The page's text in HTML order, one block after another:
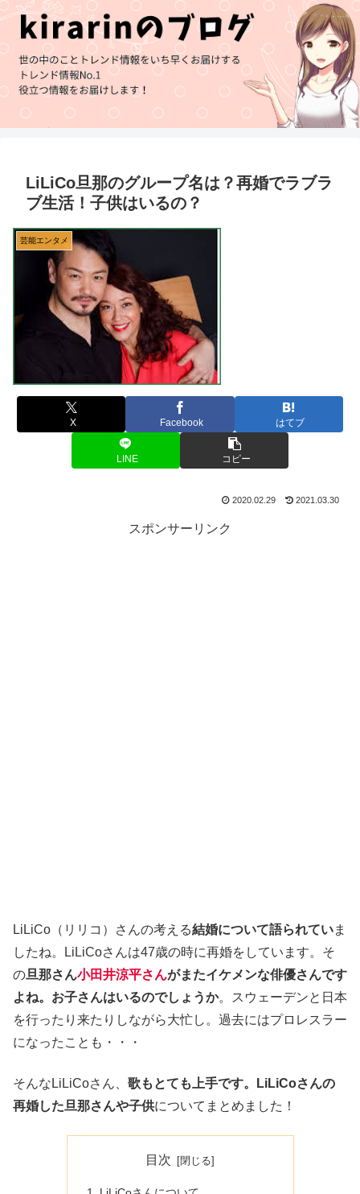
LiLiCo旦那のグループ名は？再婚でラブラ
ブ生活！子供はいるの？
芸能エンタメ
X Facebook はてブ
LINE コピー
2020.02.29 2021.03.30
スポンサーリンク
LiLiCo（リリコ）さんの考える結婚について語られていま
したね。LiLiCoさんは47歳の時に再婚をしています。そ
の旦那さん小田井涼平さんがまたイケメンな俳優さんです
よね。お子さんはいるのでしょうか。スウェーデンと日本
を行ったり来たりしながら大忙し。過去にはプロレスラー
になったことも・・・
そんなLiLiCoさん、 歌もとても上手です。LiLiCoさんの
再婚した旦那さんや子供についてまとめました！
目次